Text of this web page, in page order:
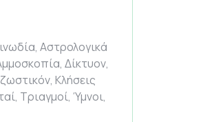
Αστρολογικά
Δίκτυον,
Κλήσεις
Τριαγμοί, Ύμνοι,